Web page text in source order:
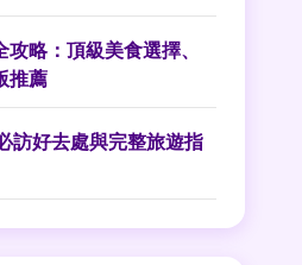
略：頂級美食選擇、
推薦
訪好去處與完整旅遊指